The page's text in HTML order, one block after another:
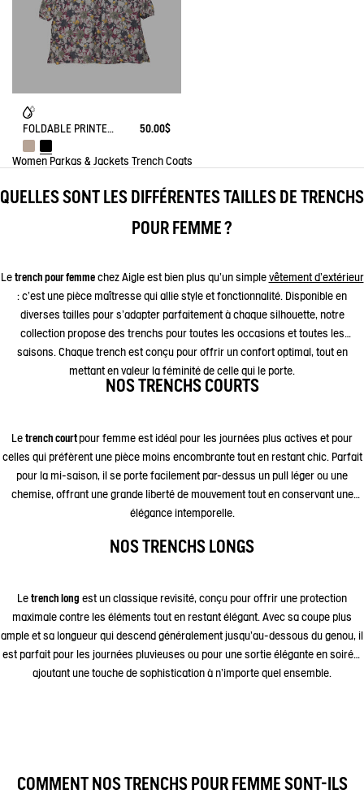
FOLDABLE PRINTED PONCHO 50.00$
Women Parkas & Jackets Trench Coats
QUELLES SONT LES DIFFÉRENTES TAILLES DE TRENCHS
POUR FEMME ?
Le trench pour femmechez Aigle est bien plus qu'un simple vêtement d'extérieur
: c'est une pièce maîtresse qui allie style et fonctionnalité. Disponible en
diverses tailles pour s'adapter parfaitement à chaque silhouette, notre
collection propose des trenchs pour toutes les occasions et toutes les
saisons. Chaque trench est conçu pour offrir un confort optimal, tout en
mettant en valeur la féminité de celle qui le porte.
NOS TRENCHS COURTS
Le trench court pour femme est idéal pour les journées plus actives et pour
celles qui préfèrent une pièce moins encombrante tout en restant chic. Parfait
pour la mi-saison, il se porte facilement par-dessus un pull léger ou une
chemise, offrant une grande liberté de mouvement tout en conservant une
élégance intemporelle.
NOS TRENCHS LONGS
Le trench long est un classique revisité, conçu pour offrir une protection
maximale contre les éléments tout en restant élégant. Avec sa coupe plus
ample et sa longueur qui descend généralement jusqu'au-dessous du genou, il
est parfait pour les journées pluvieuses ou pour une sortie élégante en soirée,
ajoutant une touche de sophistication à n'importe quel ensemble.
COMMENT NOS TRENCHS POUR FEMME SONT-ILS